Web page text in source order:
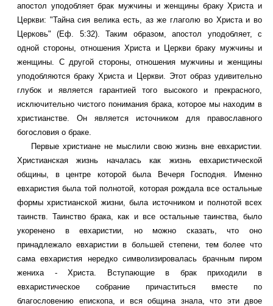
апостол уподобляет брак мужчины и женщины браку Христа и
Церкви: "Тайна сия велика есть, аз же глаголю во Христа и во
Церковь" (Еф. 5:32). Таким образом, апостол уподобляет, с
одной стороны, отношения Христа и Церкви браку мужчины и
женщины. С другой стороны, отношения мужчины и женщины
уподобляются браку Христа и Церкви. Этот образ удивительно
глубок и является гарантией того высокого и прекрасного,
исключительно чистого понимания брака, которое мы находим в
христианстве. Он является источником для православного
богословия о браке.
Первые христиане не мыслили свою жизнь вне евхаристии.
Христианская жизнь началась как жизнь евхаристической
общины, в центре которой была Вечеря Господня. Именно
евхаристия была той полнотой, которая рождала все остальные
формы христианской жизни, была источником и полнотой всех
таинств. Таинство брака, как и все остальные таинства, было
укоренено в евхаристии, но можно сказать, что оно
принадлежало евхаристии в большей степени, тем более что
сама евхаристия нередко символизировалась брачным пиром
жениха - Христа. Вступающие в брак приходили в
евхаристическое собрание причаститься вместе по
благословению епископа, и вся община знала, что эти двое